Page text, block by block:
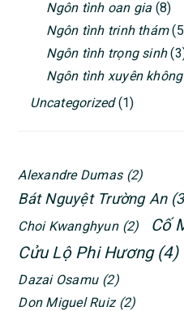
Ngôn tình oan gia (8)
Ngôn tình trinh thám
Ngôn tình trọng sinh
Ngôn tình xuyên không
Uncategorized(1)
Alexandre Dumas (2)
Bát Nguyệt Trường An
Choi Kwanghyun (2) Cố
Cửu Lộ Phi Hương (4)
Dazai Osamu (2)
Don Miguel Ruiz (2)